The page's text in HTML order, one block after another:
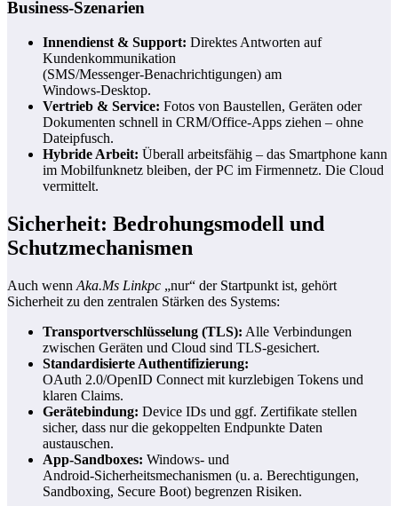
Business‑Szenarien
Innendienst & Support: Direktes Antworten auf
Kundenkommunikation
(SMS/Messenger‑Benachrichtigungen) am
Windows‑Desktop.
Vertrieb & Service: Fotos von Baustellen, Geräten oder
Dokumenten schnell in CRM/Office‑Apps ziehen – ohne
Dateipfusch.
Hybride Arbeit: Überall arbeitsfähig – das Smartphone kann
im Mobilfunknetz bleiben, der PC im Firmennetz. Die Cloud
vermittelt.
Sicherheit: Bedrohungsmodell und
Schutzmechanismen
Auch wenn Aka.Ms Linkpc „nur“ der Startpunkt ist, gehört
Sicherheit zu den zentralen Stärken des Systems:
Transportverschlüsselung (TLS): Alle Verbindungen
zwischen Geräten und Cloud sind TLS‑gesichert.
Standardisierte Authentifizierung:
OAuth 2.0/OpenID Connect mit kurzlebigen Tokens und
klaren Claims.
Gerätebindung: Device IDs und ggf. Zertifikate stellen
sicher, dass nur die gekoppelten Endpunkte Daten
austauschen.
App‑Sandboxes: Windows‑ und
Android‑Sicherheitsmechanismen (u. a. Berechtigungen,
Sandboxing, Secure Boot) begrenzen Risiken.